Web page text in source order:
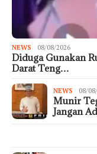
NEWS 08/08/2026
Diduga Gunakan
Darat Teng…
NEWS 08/
Munir
Jangan